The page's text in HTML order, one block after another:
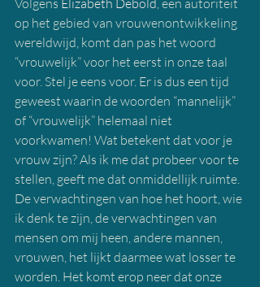
Volgens Elizabeth Debold, een autoriteit
op het gebied van vrouwenontwikkeling
wereldwijd, komt dan pas het woord
“vrouwelijk” voor het eerst in onze taal
voor. Stel je eens voor. Er is dus een tijd
geweest waarin de woorden “mannelijk”
of “vrouwelijk” helemaal niet
voorkwamen! Wat betekent dat voor je
vrouw zijn? Als ik me dat probeer voor te
stellen, geeft me dat onmiddellijk ruimte.
De verwachtingen van hoe het hoort, wie
ik denk te zijn, de verwachtingen van
mensen om mij heen, andere mannen,
vrouwen, het lijkt daarmee wat losser te
worden. Het komt erop neer dat onze